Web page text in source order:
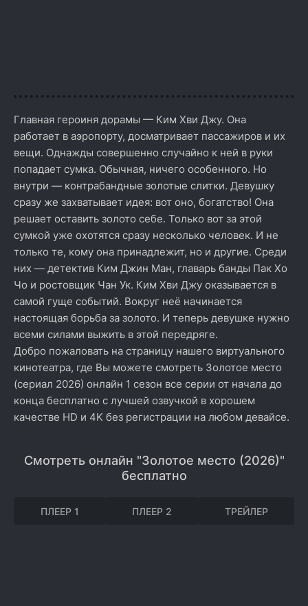
Главная героиня дорамы — Ким Хви Джу. Она
работает в аэропорту, досматривает пассажиров и их
вещи. Однажды совершенно случайно к ней в руки
попадает сумка. Обычная, ничего особенного. Но
внутри — контрабандные золотые слитки. Девушку
сразу же захватывает идея: вот оно, богатство! Она
решает оставить золото себе. Только вот за этой
сумкой уже охотятся сразу несколько человек. И не
только те, кому она принадлежит, но и другие. Среди
них — детектив Ким Джин Ман, главарь банды Пак Хо
Чо и ростовщик Чан Ук. Ким Хви Джу оказывается в
самой гуще событий. Вокруг неё начинается
настоящая борьба за золото. И теперь девушке нужно
всеми силами выжить в этой передряге.
Добро пожаловать на страницу нашего виртуального
кинотеатра, где Вы можете смотреть Золотое место
(сериал 2026) онлайн 1 сезон все серии от начала до
конца бесплатно с лучшей озвучкой в хорошем
качестве HD и 4K без регистрации на любом девайсе.
Смотреть онлайн "Золотое место (2026)"
бесплатно
ПЛЕЕР 1 ПЛЕЕР 2 ТРЕЙЛЕР